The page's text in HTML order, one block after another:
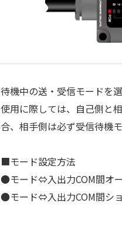
待機中の送・受信モードを
使用に際しては、自己側と
合、相手側は必ず受信待機
■モード設定方法
●モード⇔入出力COM間オ
●モード⇔入出力COM間シ